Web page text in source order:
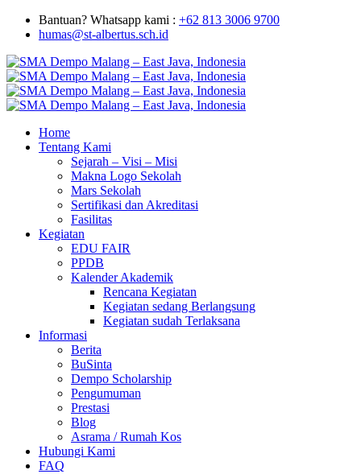
Bantuan? Whatsapp kami : +62 813 3006 9700
humas@st-albertus.sch.id
Home
Tentang Kami
Sejarah – Visi – Misi
Makna Logo Sekolah
Mars Sekolah
Sertifikasi dan Akreditasi
Fasilitas
Kegiatan
EDU FAIR
PPDB
Kalender Akademik
Rencana Kegiatan
Kegiatan sedang Berlangsung
Kegiatan sudah Terlaksana
Informasi
Berita
BuSinta
Dempo Scholarship
Pengumuman
Prestasi
Blog
Asrama / Rumah Kos
Hubungi Kami
FAQ